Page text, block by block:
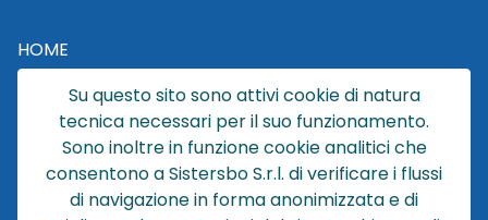
HOME
CATALOGO
CHI SIAMO
NEWS
CONTATTACI
CONDIZIONI DI VENDITA
Su questo sito sono attivi cookie di natura
tecnica necessari per il suo funzionamento.
Sono inoltre in funzione cookie analitici che
consentono a Sistersbo S.r.l. di verificare i flussi
di navigazione in forma anonimizzata e di